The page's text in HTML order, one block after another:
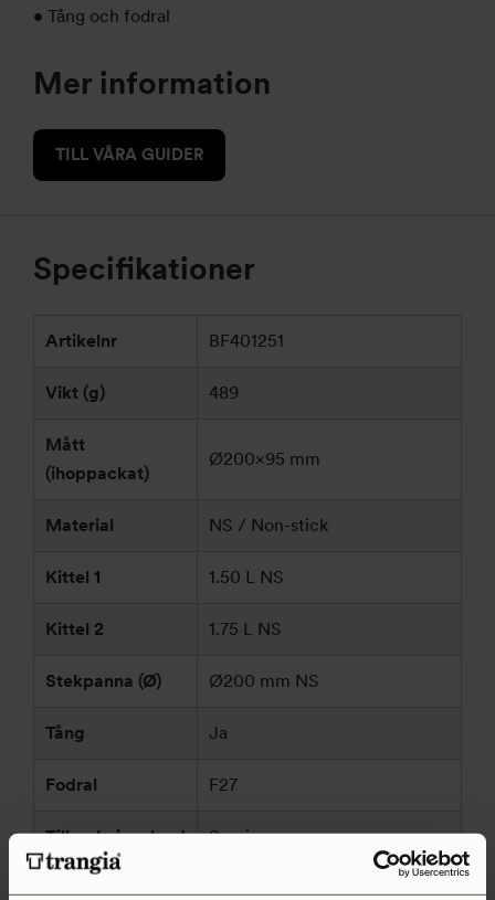
• Tång och fodral
Mer information
TILL VÅRA GUIDER
Specifikationer
Artikelnr BF401251
Vikt (g) 489
Mått
(ihoppackat)
Ø200×95 mm
Material NS / Non-stick
Kittel 1 1.50 L NS
Kittel 2 1.75 L NS
Stekpanna (Ø) Ø200 mm NS
Tång Ja
Fodral F27
Tillverkningsland Sverige
Trangia AB